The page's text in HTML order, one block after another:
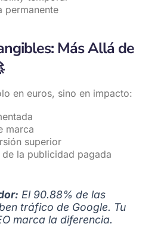
permanente
Más Allá de
en euros, sino en impacto:
marca
superior
de la publicidad pagada
El 90.88% de las
tráfico de Google. Tu
marca la diferencia.